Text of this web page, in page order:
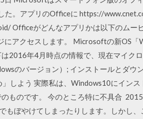
た。アプリのOfficeに https://
Officeがどんなアプリかは以下のムー
アクセスします。 Microsoftの新OS「
2016年4月時点の情報で、現在マイク
のバージョン）; インストールとダウ
しよう 実際私は、Windows10にイン
ものです。 今のところ特に不具合
ぼやけてしまったりします。しかし、